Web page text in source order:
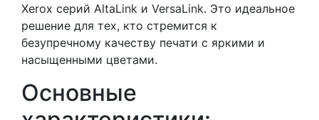
Xerox серий AltaLink и VersaLink. Это идеальное
решение для тех, кто стремится к
безупречному качеству печати с яркими и
насыщенными цветами.
Основные